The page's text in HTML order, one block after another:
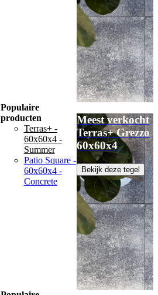
Populaire
producten
Terras+ -
60x60x4 -
Summer
Patio Square -
60x60x4 -
Concrete
Meest verkocht
Terras+ Grezzo
60x60x4
Bekijk deze tegel